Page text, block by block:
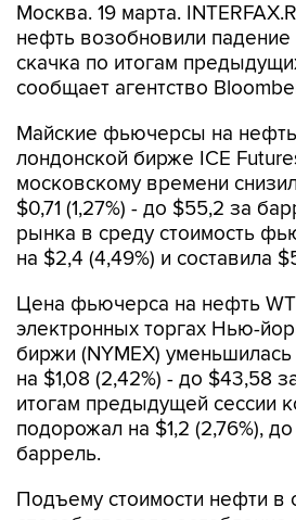
Москва. 19 марта.
нефть возобновили падение
скачка по итогам
сообщает агентство
Майские фьючерсы на
лондонской бирже ICE
московскому времени
$0,71 (1,27%) - до $55,2 за
рынка в среду стоимость
на $2,4 (4,49%) и составила
Цена фьючерса на нефть
электронных торгах Нью-
биржи (NYMEX)
на $1,08 (2,42%) - до $43,58
итогам предыдущей сессии
подорожал на $1,2 (2,76%),
баррель.
Подъему стоимости нефти в